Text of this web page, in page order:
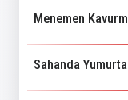
Menemen
Sahanda Yumurta